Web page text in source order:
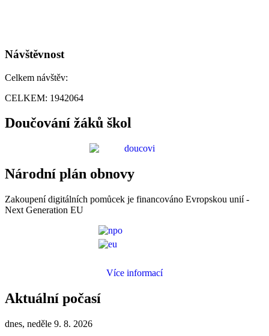
Návštěvnost
Celkem návštěv:
CELKEM: 1942064
Doučování žáků škol
Národní plán obnovy
Zakoupení digitálních pomůcek je financováno Evropskou unií -
Next Generation EU
Více informací
Aktuální počasí
dnes, neděle 9. 8. 2026